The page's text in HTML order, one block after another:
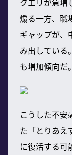
煽る一方、職
ギャップが、
み出している
も増加傾向だ。
こうした不安
た「とりあえ
に復活する可